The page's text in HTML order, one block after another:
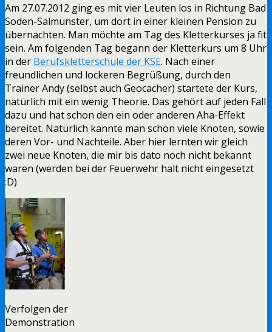
Am 27.07.2012 ging es mit vier Leuten los in Richtung Bad
Soden-Salmünster, um dort in einer kleinen Pension zu
übernachten. Man möchte am Tag des Kletterkurses ja fit
sein. Am folgenden Tag begann der Kletterkurs um 8 Uhr
in der Berufskletterschule der KSE. Nach einer
freundlichen und lockeren Begrüßung, durch den
Trainer Andy (selbst auch Geocacher) startete der Kurs,
natürlich mit ein wenig Theorie. Das gehört auf jeden Fall
dazu und hat schon den ein oder anderen Aha-Effekt
bereitet. Natürlich kannte man schon viele Knoten, sowie
deren Vor- und Nachteile. Aber hier lernten wir gleich
zwei neue Knoten, die mir bis dato noch nicht bekannt
waren (werden bei der Feuerwehr halt nicht eingesetzt
:D)
Verfolgen der
Demonstration